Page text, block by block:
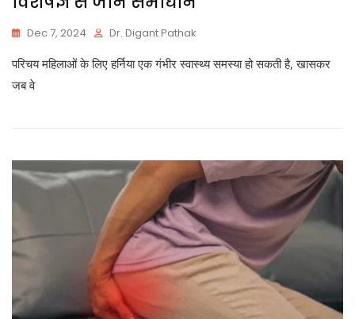
Dec 7, 2024 Dr. Digant Pathak
परिचय महिलाओं के लिए हर्निया एक गंभीर स्वास्थ्य समस्या हो सकती है, खासकर
जब वे